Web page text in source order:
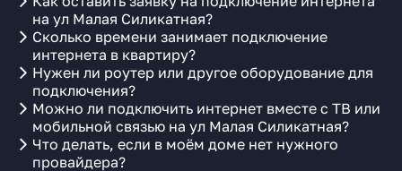
на ул Малая Силикатная?
Сколько времени занимает подключение
интернета в квартиру?
Нужен ли роутер или другое оборудование для
подключения?
Можно ли подключить интернет вместе с ТВ или
мобильной связью на ул Малая Силикатная?
Что делать, если в моём доме нет нужного
провайдера?